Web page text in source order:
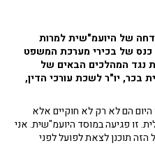
של היועמ"שית למרות
כנס של בכירי מערכת המשפט
נגד המהלכים הבאים של
בכר, יו"ר לשכת עורכי הדין,
הם לא רק לא חוקיים אלא
זו פגיעה במוסד היועמ"שית. אני
תוכנן לצאת לפועל לפני